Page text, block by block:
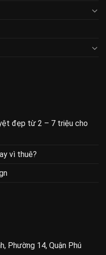
đẹp từ 2 – 7 triệu cho
vì thuê?
Phường 14, Quận Phú